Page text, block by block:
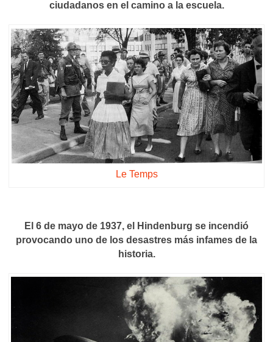
ciudadanos en el camino a la escuela.
Le Temps
El 6 de mayo de 1937, el Hindenburg se incendió
provocando uno de los desastres más infames de la
historia.